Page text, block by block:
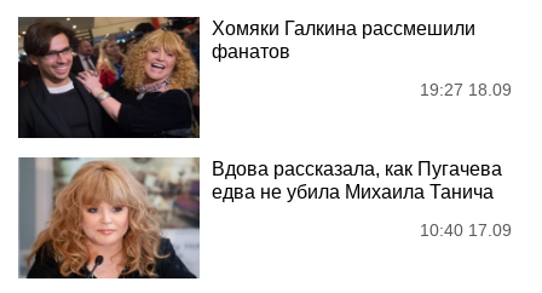
Хомяки Галкина рассмешили
фанатов
19:27 18.09
Вдова рассказала, как Пугачева
едва не убила Михаила Танича
10:40 17.09